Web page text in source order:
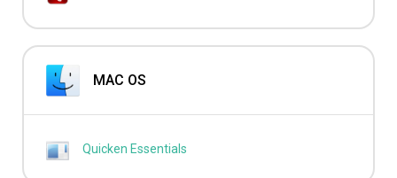
MAC OS
Quicken Essentials